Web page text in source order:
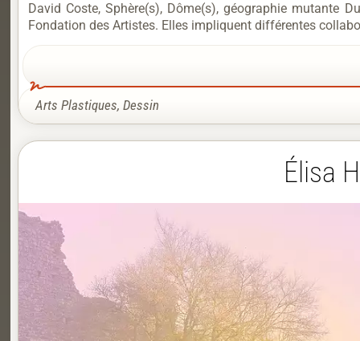
David Coste, Sphère(s), Dôme(s), géographie mutante
Fondation des Artistes. Elles impliquent différentes
Arts Plastiques, Dessin
Élisa